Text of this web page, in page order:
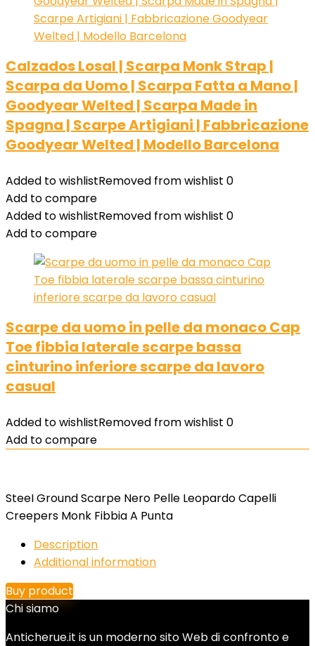
Calzados Losal | Scarpa Monk Strap |
Scarpa da Uomo | Scarpa Fatta a Mano |
Goodyear Welted | Scarpa Made in
Spagna | Scarpe Artigiani | Fabbricazione
Goodyear Welted | Modello Barcelona
Added to wishlistRemoved from wishlist 0
Add to compare
Added to wishlistRemoved from wishlist 0
Add to compare
Scarpe da uomo in pelle da monaco Cap
Toe fibbia laterale scarpe bassa
cinturino inferiore scarpe da lavoro
casual
Added to wishlistRemoved from wishlist 0
Add to compare
SteeI Ground Scarpe Nero Pelle Leopardo Capelli
Creepers Monk Fibbia A Punta
Description
Additional information
Buy product
Chi siamo
Anticherue.it is un moderno sito Web di confronto e